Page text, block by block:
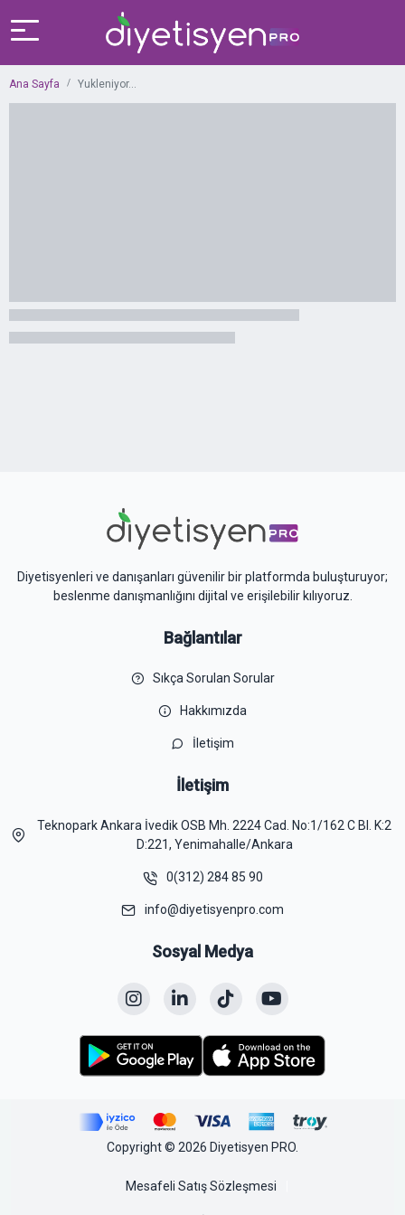
Ana Sayfa Yukleniyor...
Diyetisyenleri ve danışanları güvenilir bir platformda buluşturuyor;
beslenme danışmanlığını dijital ve erişilebilir kılıyoruz.
Bağlantılar
Sıkça Sorulan Sorular
Hakkımızda
İletişim
İletişim
Teknopark Ankara İvedik OSB Mh. 2224 Cad. No:1/162 C Bl. K:2
D:221, Yenimahalle/Ankara
0(312) 284 85 90
info@diyetisyenpro.com
Sosyal Medya
Copyright © 2026 Diyetisyen PRO.
Mesafeli Satış Sözleşmesi